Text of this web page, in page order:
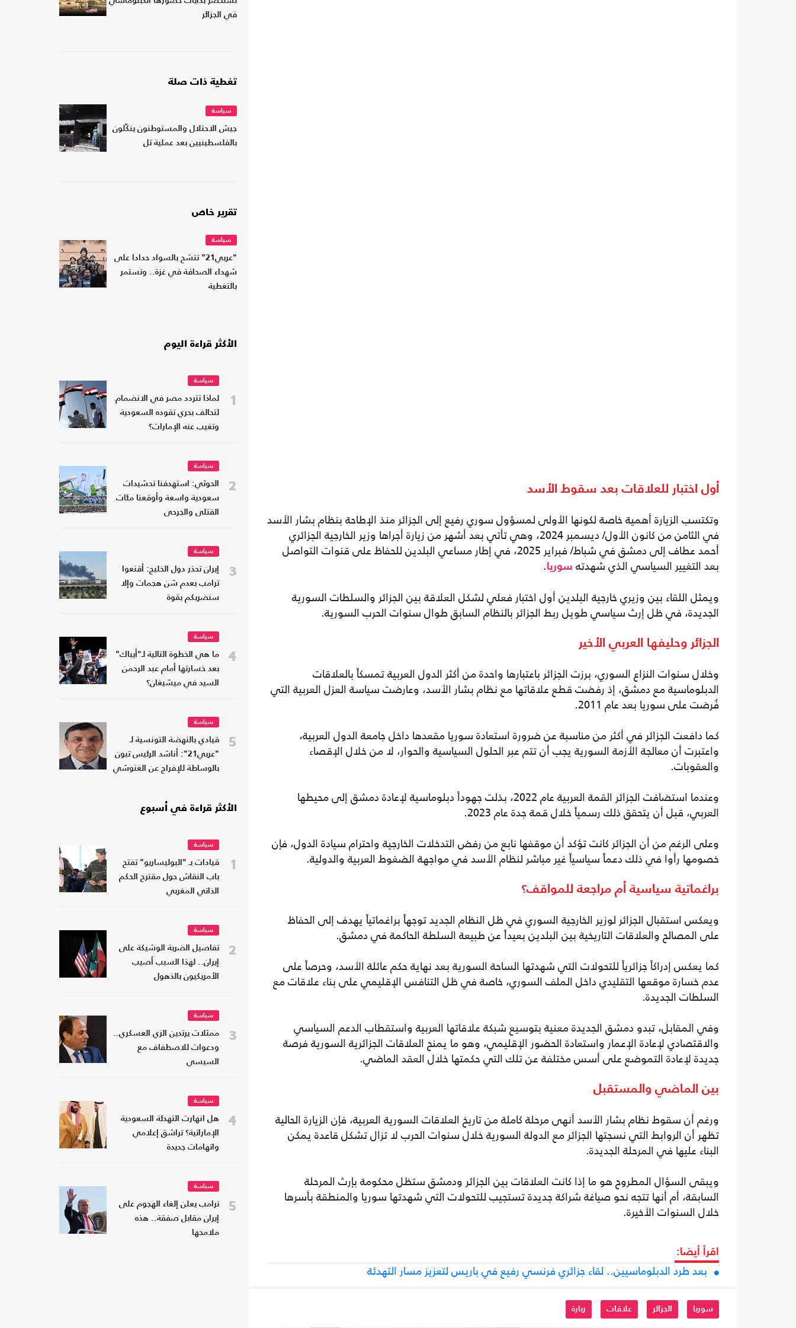
أول اختبار للعلاقات بعد سقوط الأسد
وتكتسب الزيارة أهمية خاصة لكونها الأولى لمسؤول سوري رفيع إلى الجزائر منذ الإطاحة بنظام بشار الأسد
في الثامن من كانون الأول/ ديسمبر 2024، وهي تأتي بعد أشهر من زيارة أجراها وزير الخارجية الجزائري
أحمد عطاف إلى دمشق في شباط/ فبراير 2025، في إطار مساعي البلدين للحفاظ على قنوات التواصل
بعد التغيير السياسي الذي شهدته سوريا.
ويمثل اللقاء بين وزيري خارجية البلدين أول اختبار فعلي لشكل العلاقة بين الجزائر والسلطات السورية
الجديدة، في ظل إرث سياسي طويل ربط الجزائر بالنظام السابق طوال سنوات الحرب السورية.
الجزائر وحليفها العربي الأخير
وخلال سنوات النزاع السوري، برزت الجزائر باعتبارها واحدة من أكثر الدول العربية تمسكاً بالعلاقات
الدبلوماسية مع دمشق، إذ رفضت قطع علاقاتها مع نظام بشار الأسد، وعارضت سياسة العزل العربية التي
فُرضت على سوريا بعد عام 2011.
كما دافعت الجزائر في أكثر من مناسبة عن ضرورة استعادة سوريا مقعدها داخل جامعة الدول العربية،
واعتبرت أن معالجة الأزمة السورية يجب أن تتم عبر الحلول السياسية والحوار، لا من خلال الإقصاء
والعقوبات.
وعندما استضافت الجزائر القمة العربية عام 2022، بذلت جهوداً دبلوماسية لإعادة دمشق إلى محيطها
العربي، قبل أن يتحقق ذلك رسمياً خلال قمة جدة عام 2023.
وعلى الرغم من أن الجزائر كانت تؤكد أن موقفها نابع من رفض التدخلات الخارجية واحترام سيادة الدول، فإن
خصومها رأوا في ذلك دعماً سياسياً غير مباشر لنظام الأسد في مواجهة الضغوط العربية والدولية.
براغماتية سياسية أم مراجعة للمواقف؟
ويعكس استقبال الجزائر لوزير الخارجية السوري في ظل النظام الجديد توجهاً براغماتياً يهدف إلى الحفاظ
على المصالح والعلاقات التاريخية بين البلدين بعيداً عن طبيعة السلطة الحاكمة في دمشق.
كما يعكس إدراكاً جزائرياً للتحولات التي شهدتها الساحة السورية بعد نهاية حكم عائلة الأسد، وحرصاً على
عدم خسارة موقعها التقليدي داخل الملف السوري، خاصة في ظل التنافس الإقليمي على بناء علاقات مع
السلطات الجديدة.
وفي المقابل، تبدو دمشق الجديدة معنية بتوسيع شبكة علاقاتها العربية واستقطاب الدعم السياسي
والاقتصادي لإعادة الإعمار واستعادة الحضور الإقليمي، وهو ما يمنح العلاقات الجزائرية السورية فرصة
جديدة لإعادة التموضع على أسس مختلفة عن تلك التي حكمتها خلال العقد الماضي.
بين الماضي والمستقبل
ورغم أن سقوط نظام بشار الأسد أنهى مرحلة كاملة من تاريخ العلاقات السورية العربية، فإن الزيارة الحالية
تظهر أن الروابط التي نسجتها الجزائر مع الدولة السورية خلال سنوات الحرب لا تزال تشكل قاعدة يمكن
البناء عليها في المرحلة الجديدة.
ويبقى السؤال المطروح هو ما إذا كانت العلاقات بين الجزائر ودمشق ستظل محكومة بإرث المرحلة
السابقة، أم أنها تتجه نحو صياغة شراكة جديدة تستجيب للتحولات التي شهدتها سوريا والمنطقة بأسرها
خلال السنوات الأخيرة.
اقرأ أيضا:
بعد طرد الدبلوماسيين.. لقاء جزائري فرنسي رفيع في باريس لتعزيز مسار التهدئة
سوريا الجزائر علاقات زيارة
في الجزائر
تغطية ذات صلة
سياسة
جيش الاحتلال والمستوطنون ينكّلون
بالفلسطينيين بعد عملية تل
تقرير خاص
سياسة
"عربي21" تتشح بالسواد حدادا على
شهداء الصحافة في غزة.. وتستمر
بالتغطية
الأكثر قراءة اليوم
1
سياسة
لماذا تتردد مصر في الانضمام
لتحالف بحري تقوده السعودية
وتغيب عنه الإمارات؟
2
سياسة
الحوثي: استهدفنا تحشيدات
سعودية واسعة وأوقعنا مئات
القتلى والجرحى
3
سياسة
إيران تحذر دول الخليج: أقنعوا
ترامب بعدم شن هجمات وإلا
سنضربكم بقوة
4
سياسة
ما هي الخطوة التالية لـ"أيباك"
بعد خسارتها أمام عبد الرحمن
السيد في ميشيغان؟
5
سياسة
قيادي بالنهضة التونسية لـ
"عربي21": أناشد الرئيس تبون
بالوساطة للإفراج عن الغنوشي
الأكثر قراءة في أسبوع
1
سياسة
قيادات بـ "البوليساريو" تفتح
باب النقاش حول مقترح الحكم
الذاتي المغربي
2
سياسة
تفاصيل الضربة الوشيكة على
إيران.. لهذا السبب أصيب
الأمريكيون بالذهول
3
سياسة
ممثلات يرتدين الزي العسكري..
ودعوات للاصطفاف مع
السيسي
4
سياسة
هل انهارت التهدئة السعودية
الإماراتية؟ تراشق إعلامي
واتهامات جديدة
5
سياسة
ترامب يعلن إلغاء الهجوم على
إيران مقابل صفقة.. هذه
ملامحها